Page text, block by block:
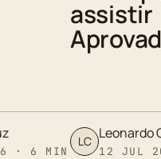
· 6 MIN
assistir
LC Leonardo
12 JUL